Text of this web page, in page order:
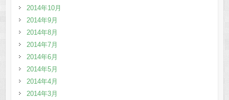
2014年10月
2014年9月
2014年8月
2014年7月
2014年6月
2014年5月
2014年4月
2014年3月